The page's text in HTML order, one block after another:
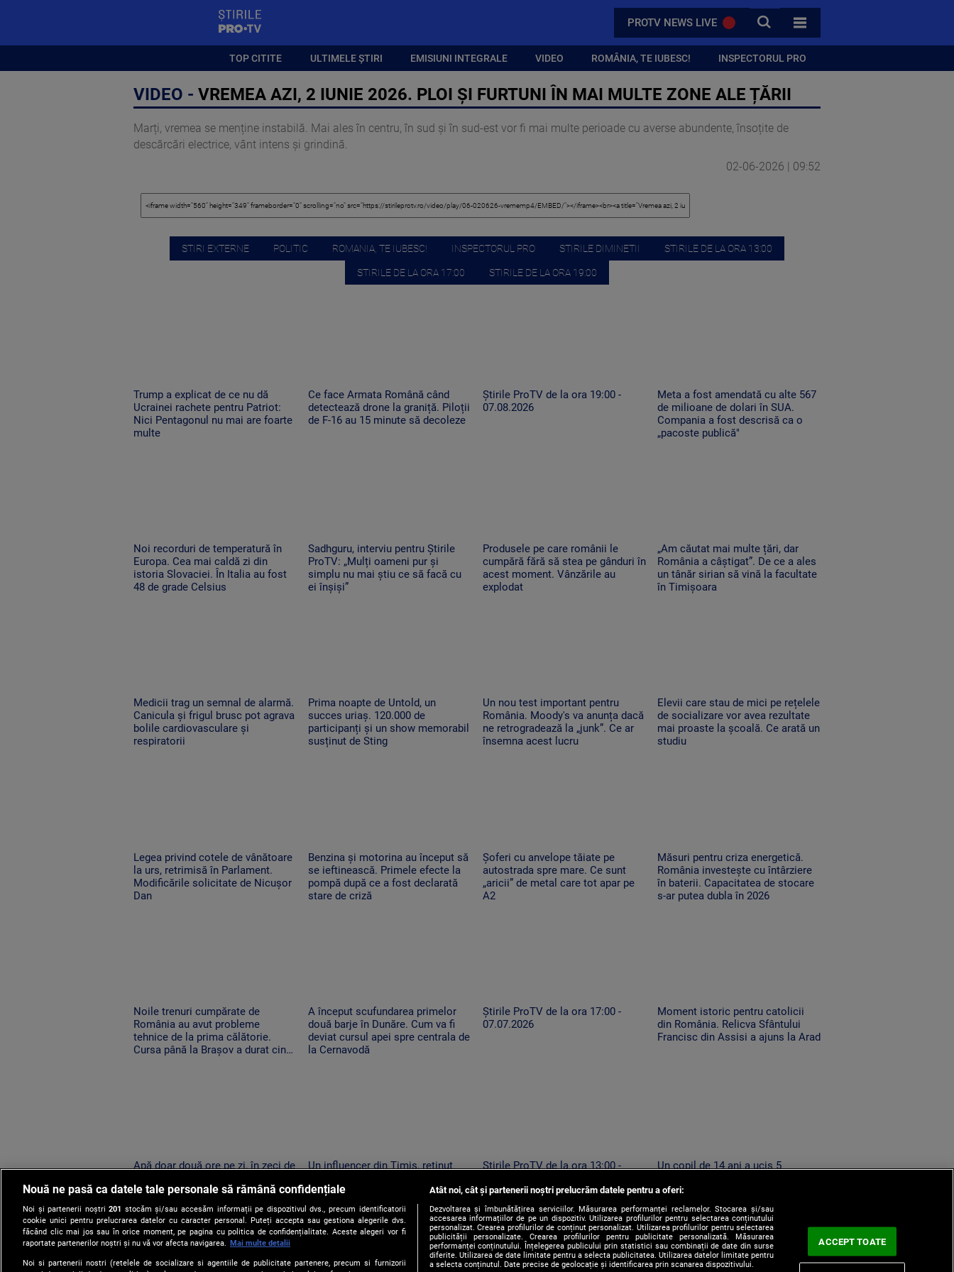
PROTV NEWS LIVE CAUTA
TOATE CATEGORIILE
TOP CITITE ULTIMELE ȘTIRI EMISIUNI INTEGRALE VIDEO ROMÂNIA, TE IUBESC! INSPECTORUL PRO
VIDEO - VREMEA AZI, 2 IUNIE 2026. PLOI ȘI FURTUNI ÎN MAI MULTE ZONE ALE ȚĂRII
Marți, vremea se menține instabilă. Mai ales în centru, în sud și în sud-est vor fi mai multe perioade cu averse abundente, însoțite de
descărcări electrice, vânt intens și grindină.
02-06-2026 | 09:52
STIRI EXTERNE POLITIC ROMANIA, TE IUBESC! INSPECTORUL PRO STIRILE DIMINETII STIRILE DE LA ORA 13:00
STIRILE DE LA ORA 17:00 STIRILE DE LA ORA 19:00
Trump a explicat de ce nu dă
Ucrainei rachete pentru Patriot:
Nici Pentagonul nu mai are foarte
multe
Ce face Armata Română când
detectează drone la graniță. Piloții
de F-16 au 15 minute să decoleze
Știrile ProTV de la ora 19:00 -
07.08.2026
Meta a fost amendată cu alte 567
de milioane de dolari în SUA.
Compania a fost descrisă ca o
„pacoste publică"
Noi recorduri de temperatură în
Europa. Cea mai caldă zi din
istoria Slovaciei. În Italia au fost
48 de grade Celsius
Sadhguru, interviu pentru Știrile
ProTV: „Mulți oameni pur și
simplu nu mai știu ce să facă cu
ei înșiși”
Produsele pe care românii le
cumpără fără să stea pe gânduri în
acest moment. Vânzările au
explodat
„Am căutat mai multe țări, dar
România a câștigat”. De ce a ales
un tânăr sirian să vină la facultate
în Timișoara
Medicii trag un semnal de alarmă.
Canicula și frigul brusc pot agrava
bolile cardiovasculare și
respiratorii
Prima noapte de Untold, un
succes uriaș. 120.000 de
participanți și un show memorabil
susținut de Sting
Un nou test important pentru
România. Moody's va anunța dacă
ne retrogradează la „junk”. Ce ar
însemna acest lucru
Elevii care stau de mici pe rețelele
de socializare vor avea rezultate
mai proaste la școală. Ce arată un
studiu
Legea privind cotele de vânătoare
la urs, retrimisă în Parlament.
Modificările solicitate de Nicușor
Dan
Benzina și motorina au început să
se ieftinească. Primele efecte la
pompă după ce a fost declarată
stare de criză
Șoferi cu anvelope tăiate pe
autostrada spre mare. Ce sunt
„aricii” de metal care tot apar pe
A2
Măsuri pentru criza energetică.
România investește cu întârziere
în baterii. Capacitatea de stocare
s-ar putea dubla în 2026
Noile trenuri cumpărate de
România au avut probleme
tehnice de la prima călătorie.
Cursa până la Brașov a durat cinci
A început scufundarea primelor
două barje în Dunăre. Cum va fi
deviat cursul apei spre centrala de
la Cernavodă
Știrile ProTV de la ora 17:00 -
07.07.2026
Moment istoric pentru catolicii
din România. Relicva Sfântului
Francisc din Assisi a ajuns la Arad
Apă doar două ore pe zi, în zeci de
sunt revoltați: apa de la robinet
vine la ore imposibile
Un influencer din Timiș, reținut
pe TikTok
Știrile ProTV de la ora 13:00 -
Un copil de 14 ani a ucis 5
în Thailanda, după ce își omorâse
bunicii
Nouă ne pasă ca datele tale personale să rămână confidențiale
Noi și partenerii noștri201 stocăm și/sau accesăm informații pe dispozitivul dvs., precum identificatorii
cookie unici pentru prelucrarea datelor cu caracter personal. Puteți accepta sau gestiona alegerile dvs.
făcând clic mai jos sau în orice moment, pe pagina cu politica de confidențialitate. Aceste alegeri vor fi
raportate partenerilor noștri și nu vă vor afecta navigarea.
Mai multe detalii
Noi si partenerii nostri (retelele de socializare si agentiile de publicitate partenere, precum si furnizorii
Atât noi, cât și partenerii noștri prelucrăm datele pentru a oferi:
Dezvoltarea și îmbunătățirea serviciilor. Măsurarea performanței reclamelor. Stocarea și/sau
accesarea informațiilor de pe un dispozitiv. Utilizarea profilurilor pentru selectarea conținutului
personalizat. Crearea profilurilor de conținut personalizat. Utilizarea profilurilor pentru selectarea
publicității personalizate. Crearea profilurilor pentru publicitate personalizată. Măsurarea
performanței conținutului. Înțelegerea publicului prin statistici sau combinații de date din surse
diferite. Utilizarea de date limitate pentru a selecta publicitatea. Utilizarea datelor limitate pentru
a selecta conținutul. Date precise de geolocație și identificarea prin scanarea dispozitivului.
ACCEPT TOATE